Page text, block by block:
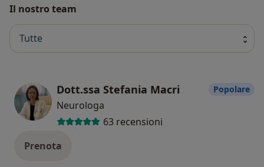
Il nostro team
Tutte
Dott.ssa Stefania Macri
Neurologa
63 recensioni
Popolare
Prenota